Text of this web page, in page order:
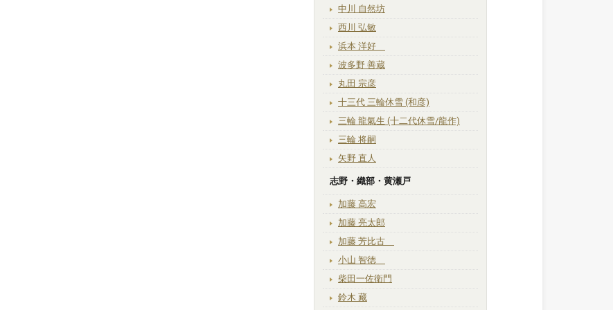
中川 自然坊
西川 弘敏
浜本 洋好
波多野 善蔵
丸田 宗彦
十三代 三輪休雪 (和彦)
三輪 龍氣生 (十二代休雪/龍作)
三輪 将嗣
矢野 直人
志野・織部・黄瀬戸
加藤 高宏
加藤 亮太郎
加藤 芳比古
小山 智徳
柴田一佐衛門
鈴木 藏